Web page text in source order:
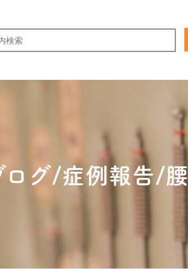
グ/症例報告/腰